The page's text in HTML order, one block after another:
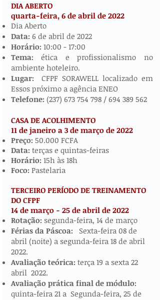
DIA ABERTO
quarta-feira, 6 de abril de 2022​​​​
Dia Aberto
Data: 6 de abril de 2022
Horário: 10:00 - 17:00
Tema: ética e profissionalismo no
ambiente hoteleiro.
Lugar: CFPF SORAWELL localizado em
Essos próximo a agência ENEO
Telefone: (237) 673 754 798/ 694 389 562
CASA DE ACOLHIMENTO
11 de janeiro a 3 de março de 2022​
Preço: 50.000 FCFA
Data: terças e quintas-feiras
Horário: 15h às 18h
Foco: Pastelaria
TERCEIRO PERÍODO DE TREINAMENTO
DO CFPF
14 de março - 25 de abril de 2022​​​
Rotação: segunda-feira, 14 de março
Férias da Páscoa: Sexta-feira 08 de
abril (noite) a segunda-feira 18 de abril
2022.
Avaliação teórica: terça 19 a sexta 22
abril 2022.
Avaliação prática final de módulo:
quinta-feira 21 a Segunda-feira, 25 de